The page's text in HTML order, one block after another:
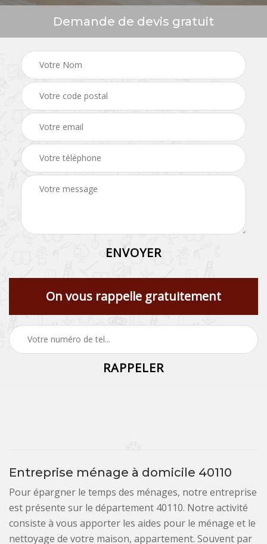
Demande de devis gratuit
On vous rappelle gratuitement
Entreprise ménage à domicile 40110
Pour épargner le temps des ménages, notre entreprise
est présente sur le département 40110. Notre activité
consiste à vous apporter les aides pour le ménage et le
nettoyage de votre maison, appartement. Souvent par